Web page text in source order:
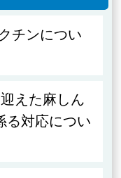
チンについ
えた麻しん
る対応につい